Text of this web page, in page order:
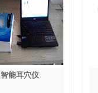
智能耳穴仪